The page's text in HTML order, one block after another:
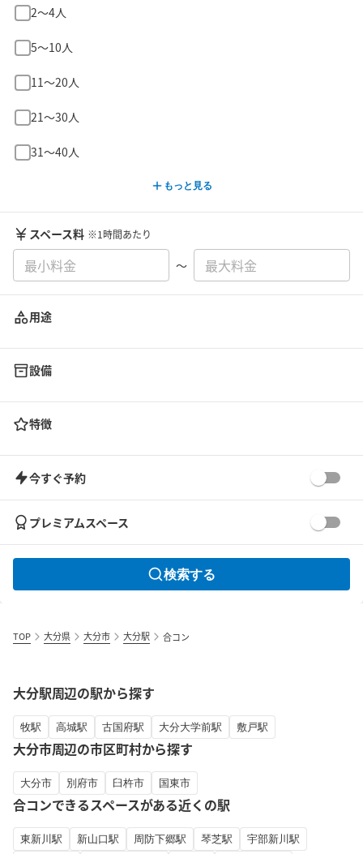
2〜4人
5〜10人
11〜20人
21〜30人
31〜40人
もっと見る
スペース料 ※1時間あたり
〜
用途
設備
特徴
今すぐ予約
プレミアムスペース
検索する
TOP 大分県 大分市 大分駅 合コン
大分駅周辺の駅から探す
牧駅 高城駅 古国府駅 大分大学前駅 敷戸駅
大分市周辺の市区町村から探す
大分市 別府市 臼杵市 国東市
合コンできるスペースがある近くの駅
東新川駅 新山口駅 周防下郷駅 琴芝駅
宇部新川駅